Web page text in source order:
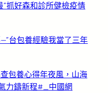
”抓好森和診所健檢疫情
台包養經驗我當了三年
包養心得年夜風，山海
力鑄新程#_中國網